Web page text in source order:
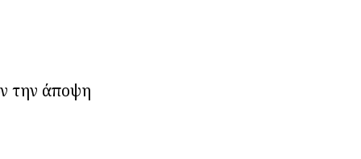
την άποψη